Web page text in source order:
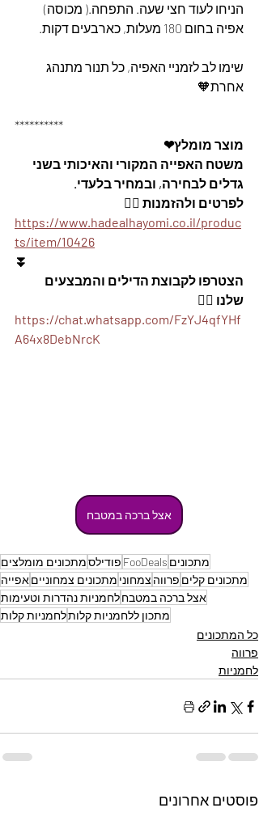
הניחו לעוד חצי שעה. התפחה.( מכוסה)
אפיה בחום 180 מעלות, כארבעים דקות.
שימו לב לזמניי האפיה, כל תנור מתנהג
אחרת🧡
**********
מוצר מומלץ❤
משטח האפייה המקורי והאיכותי בשני
גדלים לבחירה, ובמחיר בלעדי.
לפרטים ולהזמנות 👇🏼
https://www.hadealhayomi.co.il/produc
ts/item/10426
⏬
הצטרפו לקבוצת הדילים והמבצעים
שלנו 👇🏽
https://chat.whatsapp.com/FzYJ4qfYHf
A64x8DebNrcK
אצל ברכה במטבח
מתכונים FooDeals פודילסמתכונים מומלצים
מתכונים קלים פרווה צמחוני מתכונים צמחונייםאפייה
אצל ברכה במטבחלחמניות נהדרות וטעימות
מתכון ללחמניות קלותלחמניות קלות
כל המתכונים
פרווה
לחמניות
פוסטים אחרונים